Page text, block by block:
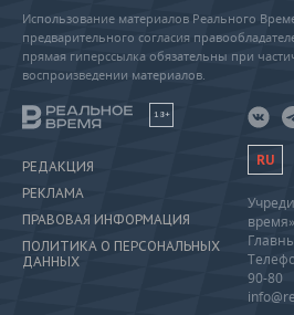
Использование материалов Реального
предварительного согласия
прямая гиперссылка обязательны при
воспроизведении материалов.
18+
РЕДАКЦИЯ
РЕКЛАМА
ПРАВОВАЯ ИНФОРМАЦИЯ
ПОЛИТИКА О ПЕРСОНАЛЬНЫХ
ДАННЫХ
RU
время»
90-80